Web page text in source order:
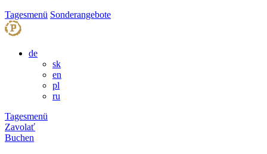
Tagesmenü Sonderangebote
de
sk
en
pl
ru
Tagesmenü
Zavolať
Buchen